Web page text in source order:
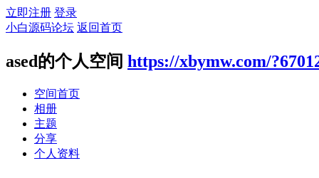
立即注册 登录
小白源码论坛 返回首页
ased的个人空间 https://xbymw.com/
空间首页
相册
主题
分享
个人资料